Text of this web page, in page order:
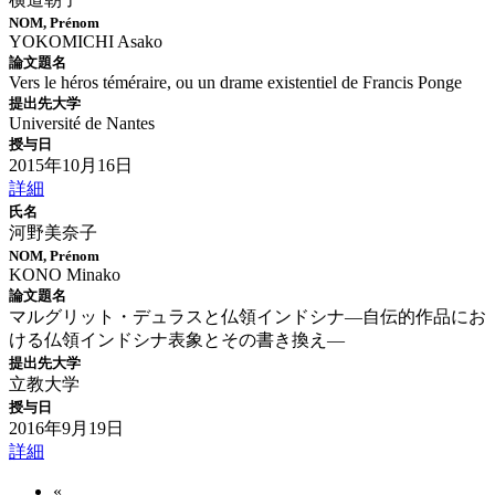
NOM, Prénom
YOKOMICHI Asako
論文題名
Vers le héros téméraire, ou un drame existentiel de Francis Ponge
提出先大学
Université de Nantes
授与日
2015年10月16日
詳細
氏名
河野美奈子
NOM, Prénom
KONO Minako
論文題名
マルグリット・デュラスと仏領インドシナ―自伝的作品にお
ける仏領インドシナ表象とその書き換え―
提出先大学
立教大学
授与日
2016年9月19日
詳細
«